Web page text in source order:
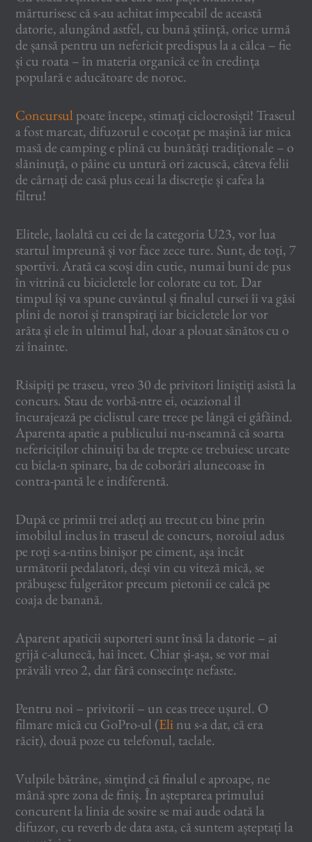
mărturisesc că s-au achitat impecabil de această
datorie, alungând astfel, cu bună știință, orice urmă
de șansă pentru un nefericit predispus la a călca – fie
și cu roata – în materia organică ce în credința
populară e aducătoare de noroc.
Concursul poate începe, stimați ciclocrosiști! Traseul
a fost marcat, difuzorul e cocoțat pe mașină iar mica
masă de camping e plină cu bunătăți tradiționale – o
slăninuță, o pâine cu untură ori zacuscă, câteva felii
de cârnați de casă plus ceai la discreție și cafea la
filtru!
Elitele, laolaltă cu cei de la categoria U23, vor lua
startul împreună și vor face zece ture. Sunt, de toți, 7
sportivi. Arată ca scoși din cutie, numai buni de pus
în vitrină cu bicicletele lor colorate cu tot. Dar
timpul își va spune cuvântul și finalul cursei îi va găsi
plini de noroi și transpirați iar bicicletele lor vor
arăta și ele în ultimul hal, doar a plouat sănătos cu o
zi înainte.
Risipiți pe traseu, vreo 30 de privitori liniștiți asistă la
concurs. Stau de vorbă-ntre ei, ocazional îl
încurajează pe ciclistul care trece pe lângă ei gâfâind.
Aparenta apatie a publicului nu-nseamnă că soarta
nefericiților chinuiți ba de trepte ce trebuiesc urcate
cu bicla-n spinare, ba de coborâri alunecoase în
contra-pantă le e indiferentă.
După ce primii trei atleți au trecut cu bine prin
imobilul inclus în traseul de concurs, noroiul adus
pe roți s-a-ntins binișor pe ciment, așa încât
următorii pedalatori, deși vin cu viteză mică, se
prăbușesc fulgerător precum pietonii ce calcă pe
coaja de banană.
Aparent apaticii suporteri sunt însă la datorie – ai
grijă c-alunecă, hai încet. Chiar și-așa, se vor mai
prăvăli vreo 2, dar fără consecințe nefaste.
Pentru noi – privitorii – un ceas trece ușurel. O
filmare mică cu GoPro-ul (Elinu s-a dat, că era
răcit), două poze cu telefonul, taclale.
Vulpile bătrâne, simțind că finalul e aproape, ne
mână spre zona de finiș. În așteptarea primului
concurent la linia de sosire se mai aude odată la
difuzor, cu reverb de data asta, că suntem așteptați la